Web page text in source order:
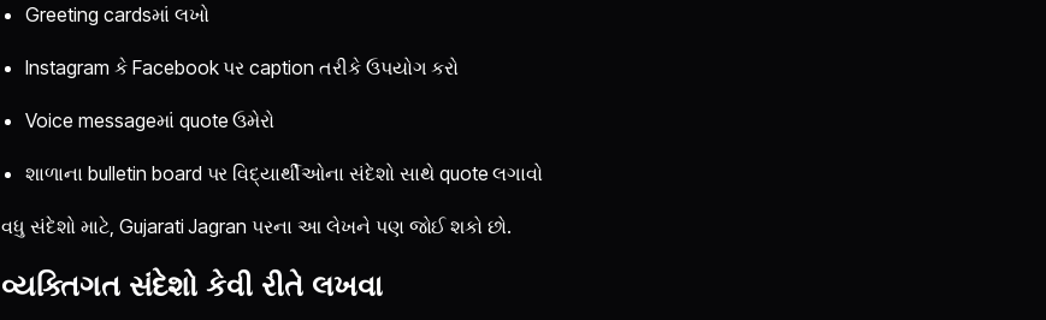
Greeting cardsમાં લખો
Instagram કે Facebook પર caption તરીકે ઉપયોગ કરો
Voice messageમાં quote ઉમેરો
શાળાના bulletin board પર વિદ્યાર્થીઓના સંદેશો સાથે quote લગાવો
વધુ સંદેશો માટે, Gujarati Jagran પરના આ લેખને પણ જોઈ શકો છો.
વ્યક્તિગત સંદેશો કેવી રીતે લખવા